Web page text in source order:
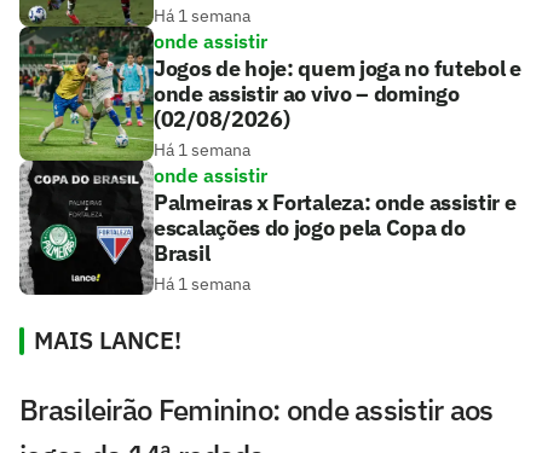
Há 1 semana
onde assistir
Jogos de hoje: quem joga no futebol e
onde assistir ao vivo – domingo
(02/08/2026)
Há 1 semana
onde assistir
Palmeiras x Fortaleza: onde assistir e
escalações do jogo pela Copa do
Brasil
Há 1 semana
MAIS LANCE!
Brasileirão Feminino: onde assistir aos